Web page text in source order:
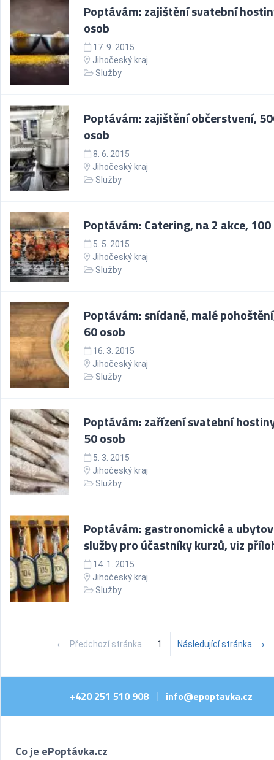
Poptávám: zajištění svatební
osob
17. 9. 2015
Jihočeský kraj
Služby
Poptávám: zajištění občerstvení,
osob
8. 6. 2015
Jihočeský kraj
Služby
Poptávám: Catering, na 2 akce, 100
5. 5. 2015
Jihočeský kraj
Služby
Poptávám: snídaně, malé
60 osob
16. 3. 2015
Jihočeský kraj
Služby
Poptávám: zařízení svatební
50 osob
5. 3. 2015
Jihočeský kraj
Služby
Poptávám: gastronomické a
služby pro účastníky kurzů, viz
14. 1. 2015
Jihočeský kraj
Služby
← Předchozí stránka 1 Následující stránka →
+420 251 510 908 | info@epoptavka.cz
Co je ePoptávka.cz